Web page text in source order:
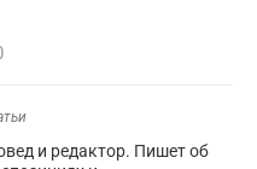
и редактор. Пишет об